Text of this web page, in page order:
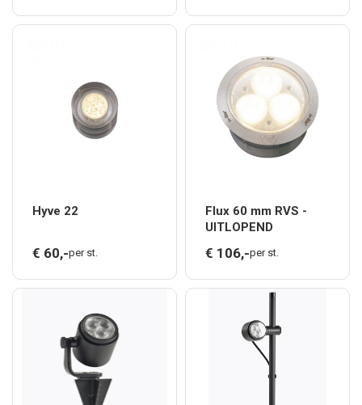
Hyve 22
€ 60,-per st.
Flux 60 mm RVS -
UITLOPEND
€ 106,-per st.